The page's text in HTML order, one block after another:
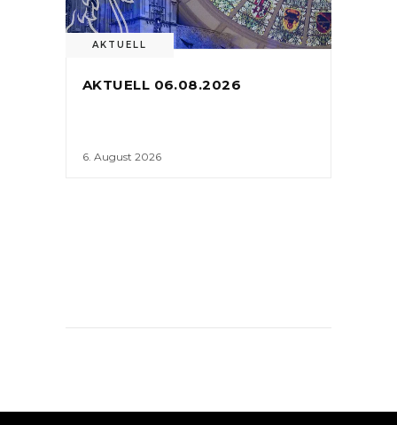
AKTUELL
AKTUELL 06.08.2026
6. August 2026